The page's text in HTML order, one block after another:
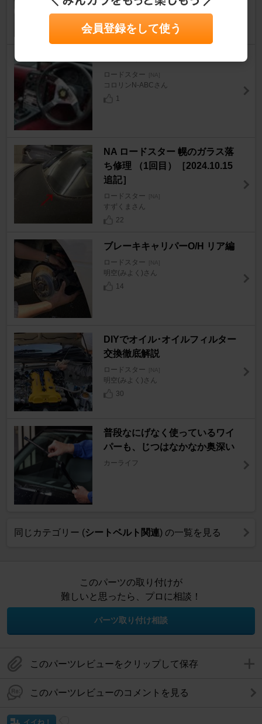
黒Vspさん
ロードスター [NA]
コロリンN-ABCさん
1
NA ロードスター 幌のガラス落
ち修理 （1回目）［2024.10.15
追記］
ロードスター [NA]
すずくまさん
22
ブレーキキャリパーO/H リア編
ロードスター [NA]
明空(みよく)さん
14
DIYでオイル･オイルフィルター
交換徹底解説
ロードスター [NA]
明空(みよく)さん
30
普段なにげなく使っているワイ
パーも、じつはなかなか奥深い
カーライフ
同じカテゴリー (シートベルト関連) の一覧を見る
このパーツの取り付けが
難しいと思ったら、プロに相談！
パーツ取り付け相談
このパーツレビューをクリップして保存
このパーツレビューのコメントを見る
イイね！
会員登録をして使う